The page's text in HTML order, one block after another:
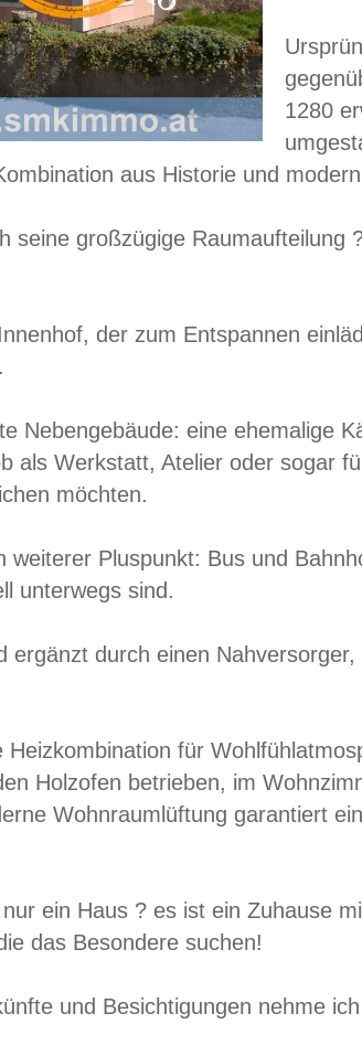
1280
aus Historie und
seine großzügige Raumaufteilung
der zum Entspannen
Nebengebäude: eine ehemalige
als Werkstatt, Atelier oder sogar
möchten.
weiterer Pluspunkt: Bus und
unterwegs sind.
ergänzt durch einen
für
Holzofen betrieben, im
Wohnraumlüftung garantiert
ein Haus ? es ist ein Zuhause
das Besondere suchen!
und Besichtigungen nehme